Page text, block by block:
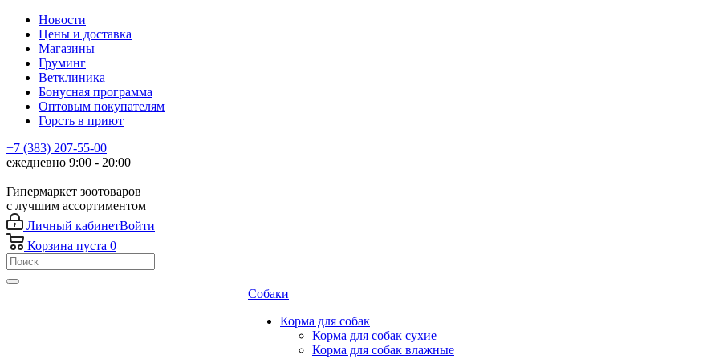
Новости
Цены и доставка
Магазины
Груминг
Ветклиника
Бонусная программа
Оптовым покупателям
Горсть в приют
+7 (383) 207-55-00
ежедневно 9:00 - 20:00
Гипермаркет зоотоваров
с лучшим ассортиментом
Личный кабинетВойти
Корзина пуста 0
Собаки
Корма для собак
Корма для собак сухие
Корма для собак влажные